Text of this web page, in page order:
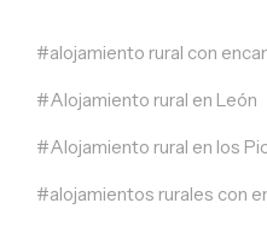
alojamiento rural con
Alojamiento rural en León
Alojamiento rural en los
alojamientos rurales con